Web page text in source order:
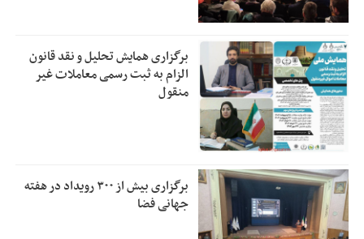
برگزاری همایش تحلیل و نقد قانون
الزام به ثبت رسمی معاملات غیر
منقول
برگزاری بیش از ۳۰۰ رویداد در هفته
جهانی فضا